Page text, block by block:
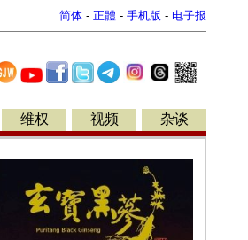
简体 - 正體 - 手机版 - 电子报
维权 视频 杂谈